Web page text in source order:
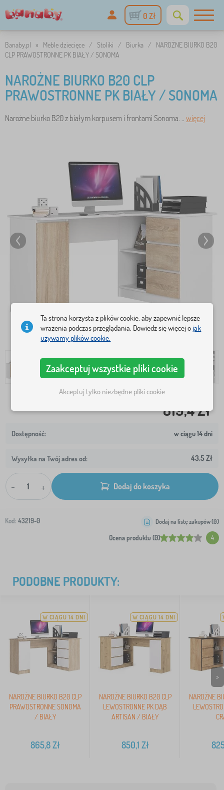
0 Zł
Banaby.pl » Meble dziecięce / Stoliki / Biurka /
NAROŻNE BIURKO B20
CLP PRAWOSTRONNE PK BIAŁY / SONOMA
NAROŻNE BIURKO B20 CLP
PRAWOSTRONNE PK BIAŁY / SONOMA
Narożne biurko B20 z białym korpusem i frontami Sonoma. .. więcej
819,4 Zł
w ciągu 14 dni
Wysyłka na Twój adres od: 43,5 Zł
- + Dodaj do koszyka
Kod: 43219-0
Ocena produktu (0) 4
Dodaj na listę zakupów (0)
PODOBNE PRODUKTY:
W CIĄGU 14 DNI
NAROŻNE BIURKO B20 CLP
PRAWOSTRONNE SONOMA
/ BIAŁY
865,8Zł
W CIĄGU 14 DNI
NAROŻNE BIURKO B20 CLP
LEWOSTRONNE PK DĄB
ARTISAN / BIAŁY
850,1 Zł
NAROŻNE
>
Ta strona korzysta z plików cookie, aby zapewnić lepsze
wrażenia podczas przeglądania. Dowiedz się więcej ojak
używamy plików cookie.
Zaakceptuj wszystkie pliki cookie
Akceptuj tylko niezbędne pliki cookie